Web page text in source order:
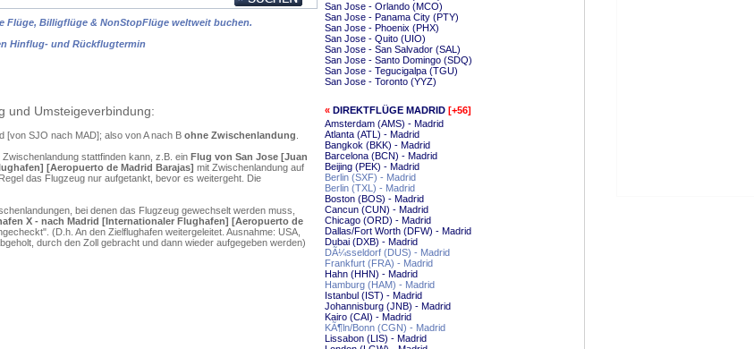
Flüge, Billigflüge & NonStopFlüge weltweit buchen.
Hinflug- und Rückflugtermin
und Umsteigeverbindung:
[von SJO nach MAD]; also von A nach B ohne Zwischenlandung
stattfinden kann, z.B. ein Flug von San Jose [Juan
[Aeropuerto de Madrid Barajas] mit Zwischenlandung auf
das Flugzeug nur aufgetankt, bevor es weitergeht. Die
bei denen das Flugzeug gewechselt werden muss,
X - nach Madrid [Internationaler Flughafen] [Aeropuerto de
(D.h. An den Zielflughafen weitergeleitet. Ausnahme: USA,
durch den Zoll gebracht und dann wieder aufgegeben werden)
San Jose - Orlando (MCO)
San Jose - Panama City (PTY)
San Jose - Phoenix (PHX)
San Jose - Quito (UIO)
San Jose - San Salvador (SAL)
San Jose - Santo Domingo (SDQ)
San Jose - Tegucigalpa (TGU)
San Jose - Toronto (YYZ)
« DIREKTFLÜGE MADRID [+56]
Amsterdam (AMS) - Madrid
Atlanta (ATL) - Madrid
Bangkok (BKK) - Madrid
Barcelona (BCN) - Madrid
Beijing (PEK) - Madrid
Berlin (SXF) - Madrid
Berlin (TXL) - Madrid
Boston (BOS) - Madrid
Cancun (CUN) - Madrid
Chicago (ORD) - Madrid
Dallas/Fort Worth (DFW) - Madrid
Dubai (DXB) - Madrid
DÃ¼sseldorf (DUS) - Madrid
Frankfurt (FRA) - Madrid
Hahn (HHN) - Madrid
Hamburg (HAM) - Madrid
Istanbul (IST) - Madrid
Johannisburg (JNB) - Madrid
Kairo (CAI) - Madrid
KÃ¶ln/Bonn (CGN) - Madrid
Lissabon (LIS) - Madrid